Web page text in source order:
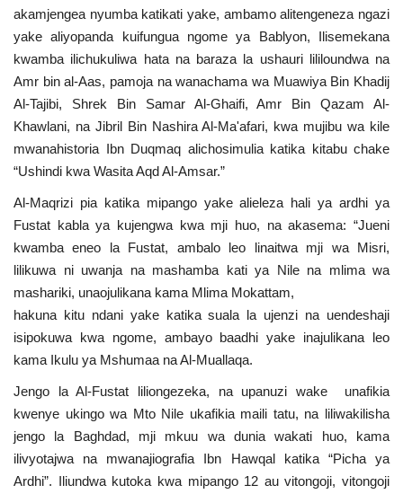
akamjengea nyumba katikati yake, ambamo alitengeneza ngazi
yake aliyopanda kuifungua ngome ya Bablyon, Ilisemekana
kwamba ilichukuliwa hata na baraza la ushauri lililoundwa na
Amr bin al-Aas, pamoja na wanachama wa Muawiya Bin Khadij
Al-Tajibi, Shrek Bin Samar Al-Ghaifi, Amr Bin Qazam Al-
Khawlani, na Jibril Bin Nashira Al-Ma'afari, kwa mujibu wa kile
mwanahistoria Ibn Duqmaq alichosimulia katika kitabu chake
“Ushindi kwa Wasita Aqd Al-Amsar.”
Al-Maqrizi pia katika mipango yake alieleza hali ya ardhi ya
Fustat kabla ya kujengwa kwa mji huo, na akasema: “Jueni
kwamba eneo la Fustat, ambalo leo linaitwa mji wa Misri,
lilikuwa ni uwanja na mashamba kati ya Nile na mlima wa
mashariki, unaojulikana kama Mlima Mokattam,
hakuna kitu ndani yake katika suala la ujenzi na uendeshaji
isipokuwa kwa ngome, ambayo baadhi yake inajulikana leo
kama Ikulu ya Mshumaa na Al-Muallaqa.
Jengo la Al-Fustat liliongezeka, na upanuzi wake unafikia
kwenye ukingo wa Mto Nile ukafikia maili tatu, na liliwakilisha
jengo la Baghdad, mji mkuu wa dunia wakati huo, kama
ilivyotajwa na mwanajiografia Ibn Hawqal katika “Picha ya
Ardhi”. Iliundwa kutoka kwa mipango 12 au vitongoji, vitongoji